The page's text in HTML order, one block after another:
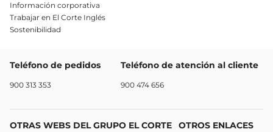
Información corporativa
Trabajar en El Corte Inglés
Sostenibilidad
Teléfono de pedidos
900 313 353
Teléfono de atención al cliente
900 474 656
OTRAS WEBS DEL GRUPO EL CORTE
OTROS ENLACES